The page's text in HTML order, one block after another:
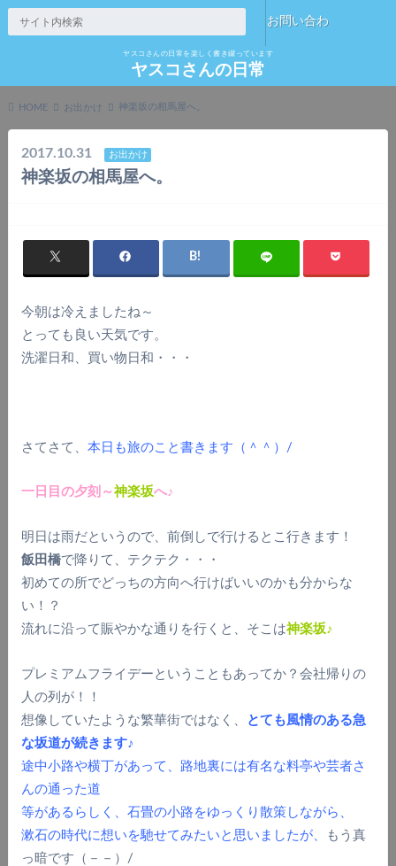
ヤスコさんの日常を楽しく書き綴っています
ヤスコさんの日常
お問い合わ
HOME お出かけ 神楽坂の相馬屋へ。
2017.10.31 お出かけ
神楽坂の相馬屋へ。
今朝は冷えましたね～
とっても良い天気です。
洗濯日和、買い物日和・・・
さてさて、 本日も旅のこと書きます（＾＾）/
一日目の夕刻～神楽坂へ♪
明日は雨だというので、前倒しで行けるとこ行きます！
飯田橋で降りて、テクテク・・・
初めての所でどっちの方向へ行けばいいのかも分からな
い！？
流れに沿って賑やかな通りを行くと、そこは神楽坂♪
プレミアムフライデーということもあってか？会社帰りの
人の列が！！
想像していたような繁華街ではなく、
とても風情のある急
な坂道が続きます♪
途中小路や横丁があって、路地裏には有名な料亭や芸者さ
んの通った道
等があるらしく、石畳の小路をゆっくり散策しながら、
漱石の時代に想いを馳せてみたいと思いましたが、
もう真
っ暗です（－－）/